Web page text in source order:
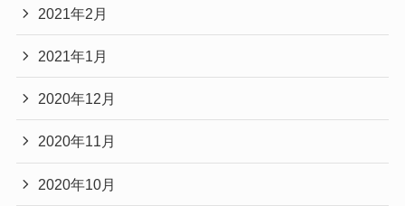
2021年2月
2021年1月
2020年12月
2020年11月
2020年10月